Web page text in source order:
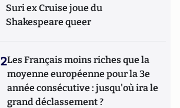
Suri ex Cruise joue du
Shakespeare queer
2Les Français moins riches que la
moyenne européenne pour la 3e
année consécutive : jusqu'où ira le
grand déclassement ?